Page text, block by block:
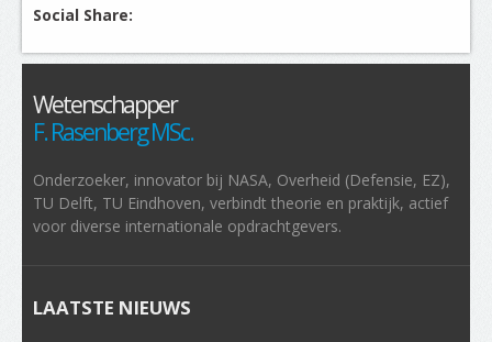
Social Share:
Wetenschapper
F. Rasenberg MSc.
Onderzoeker, innovator bij NASA, Overheid (Defensie, EZ),
TU Delft, TU Eindhoven, verbindt theorie en praktijk, actief
voor diverse internationale opdrachtgevers.
LAATSTE NIEUWS